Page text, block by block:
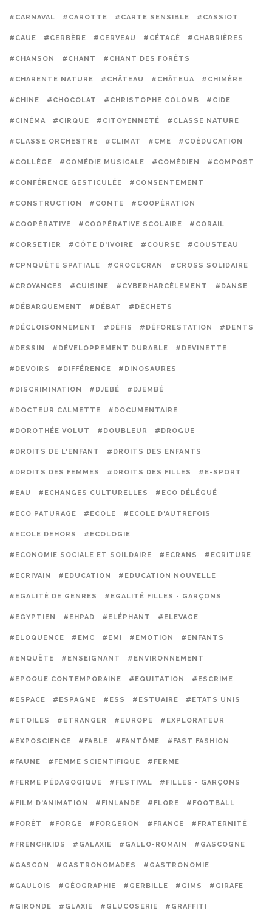
#CARNAVAL #CAROTTE #CARTE SENSIBLE #CASSIOT
#CAUE #CERBÈRE #CERVEAU #CÉTACÉ #CHABRIÈRES
#CHANSON #CHANT #CHANT DES FORÊTS
#CHARENTE NATURE #CHÂTEAU #CHÂTEUA #CHIMÈRE
#CHINE #CHOCOLAT #CHRISTOPHE COLOMB #CIDE
#CINÉMA #CIRQUE #CITOYENNETÉ #CLASSE NATURE
#CLASSE ORCHESTRE #CLIMAT #CME #COÉDUCATION
#COLLÈGE #COMÉDIE MUSICALE #COMÉDIEN #COMPOST
#CONFÉRENCE GESTICULÉE #CONSENTEMENT
#CONSTRUCTION #CONTE #COOPÉRATION
#COOPÉRATIVE #COOPÉRATIVE SCOLAIRE #CORAIL
#CORSETIER #CÔTE D'IVOIRE #COURSE #COUSTEAU
#CPNQUÊTE SPATIALE #CROCECRAN #CROSS SOLIDAIRE
#CROYANCES #CUISINE #CYBERHARCÈLEMENT #DANSE
#DÉBARQUEMENT #DÉBAT #DÉCHETS
#DÉCLOISONNEMENT #DÉFIS #DÉFORESTATION #DENTS
#DESSIN #DÉVELOPPEMENT DURABLE #DEVINETTE
#DEVOIRS #DIFFÉRENCE #DINOSAURES
#DISCRIMINATION #DJEBÉ #DJEMBÉ
#DOCTEUR CALMETTE #DOCUMENTAIRE
#DOROTHÉE VOLUT #DOUBLEUR #DROGUE
#DROITS DE L'ENFANT #DROITS DES ENFANTS
#DROITS DES FEMMES #DROITS DES FILLES #E-SPORT
#EAU #ECHANGES CULTURELLES #ECO DÉLÉGUÉ
#ECO PATURAGE #ECOLE #ECOLE D'AUTREFOIS
#ECOLE DEHORS #ECOLOGIE
#ECONOMIE SOCIALE ET SOILDAIRE #ECRANS #ECRITURE
#ECRIVAIN #EDUCATION #EDUCATION NOUVELLE
#EGALITÉ DE GENRES #EGALITÉ FILLES - GARÇONS
#EGYPTIEN #EHPAD #ELÉPHANT #ELEVAGE
#ELOQUENCE #EMC #EMI #EMOTION #ENFANTS
#ENQUÊTE #ENSEIGNANT #ENVIRONNEMENT
#EPOQUE CONTEMPORAINE #EQUITATION #ESCRIME
#ESPACE #ESPAGNE #ESS #ESTUAIRE #ETATS UNIS
#ETOILES #ETRANGER #EUROPE #EXPLORATEUR
#EXPOSCIENCE #FABLE #FANTÔME #FAST FASHION
#FAUNE #FEMME SCIENTIFIQUE #FERME
#FERME PÉDAGOGIQUE #FESTIVAL #FILLES - GARÇONS
#FILM D'ANIMATION #FINLANDE #FLORE #FOOTBALL
#FORÊT #FORGE #FORGERON #FRANCE #FRATERNITÉ
#FRENCHKIDS #GALAXIE #GALLO-ROMAIN #GASCOGNE
#GASCON #GASTRONOMADES #GASTRONOMIE
#GAULOIS #GÉOGRAPHIE #GERBILLE #GIMS #GIRAFE
#GIRONDE #GLAXIE #GLUCOSERIE #GRAFFITI